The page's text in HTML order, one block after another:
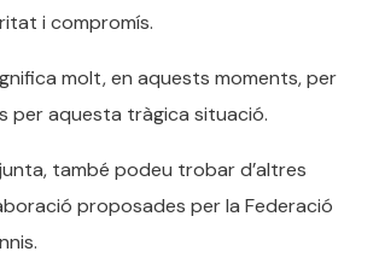
i compromís.
molt, en aquests moments, per
per aquesta tràgica situació.
també podeu trobar d’altres
proposades per la Federació